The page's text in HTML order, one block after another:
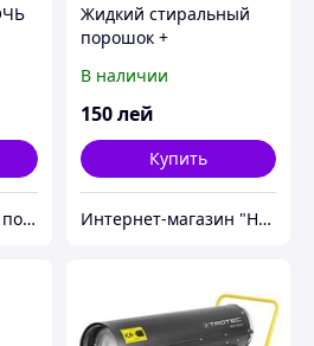
Магазин полезных покупок "Goodbuy"
Жидкий стиральный
порошок +
Vollwaschmittel"
В наличии
150лей
Купить
Интернет-магазин "Немецкое качество"